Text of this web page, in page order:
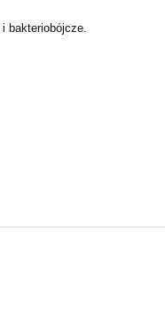
bakteriobójcze.